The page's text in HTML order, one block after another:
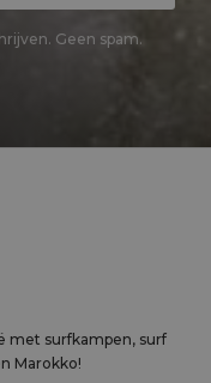
Geen spam.
met surfkampen, surf
Marokko!